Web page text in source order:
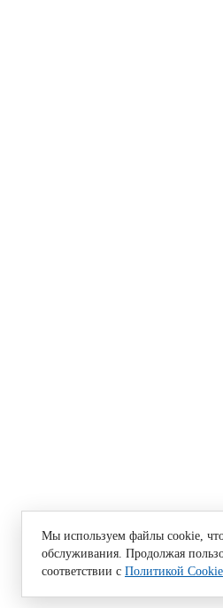
Мы используем файлы cookie,
обслуживания. Продолжая
соответствии с Политикой Cookie